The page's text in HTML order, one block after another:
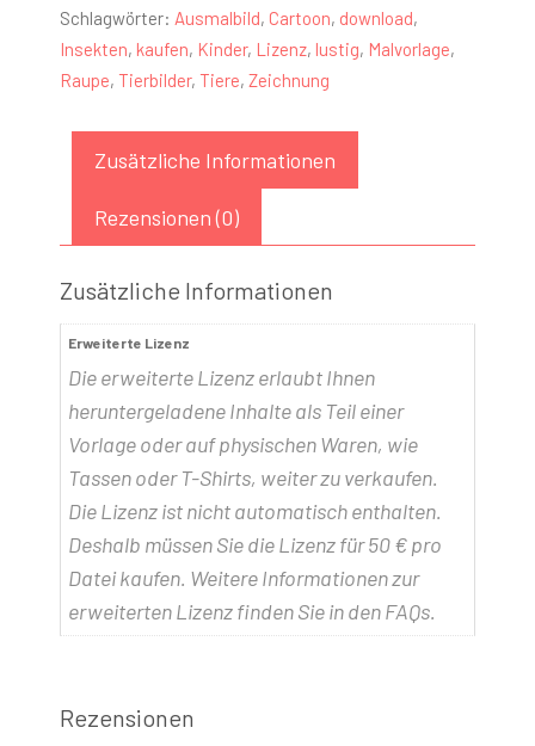
Schlagwörter: Ausmalbild, Cartoon, download,
Insekten, kaufen, Kinder, Lizenz, lustig, Malvorlage,
Raupe, Tierbilder, Tiere, Zeichnung
Zusätzliche Informationen
Rezensionen (0)
Zusätzliche Informationen
Erweiterte Lizenz
Die erweiterte Lizenz erlaubt Ihnen
heruntergeladene Inhalte als Teil einer
Vorlage oder auf physischen Waren, wie
Tassen oder T-Shirts, weiter zu verkaufen.
Die Lizenz ist nicht automatisch enthalten.
Deshalb müssen Sie die Lizenz für 50 € pro
Datei kaufen. Weitere Informationen zur
erweiterten Lizenz finden Sie in den FAQs.
Rezensionen